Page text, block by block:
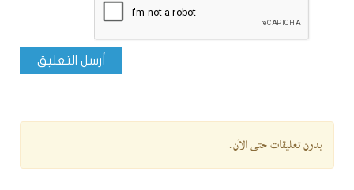
أرسل التعليق
بدون تعليقات حتى الآن.